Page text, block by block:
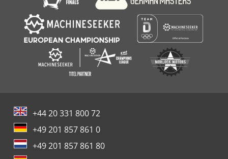
+44 20 331 800 72
+49 201 857 861 0
+49 201 857 861 80